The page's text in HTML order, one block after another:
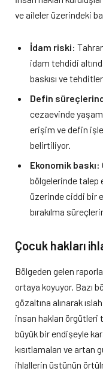
ve aileler üzerindeki
İdam riski:
idam tehdidi
baskısı ve
Defin
cezaevinde
erişim ve defin
belirtiliyor.
Ekonomik baskı:
bölgelerinde talep
üzerinde ciddi bir
bırakılma
Çocuk hakları
Bölgeden gelen
ortaya koyuyor. Bazı
gözaltına alınarak
insan hakları örgütleri
büyük bir endişeyle
kısıtlamaları ve artan
ihlallerin üstünün